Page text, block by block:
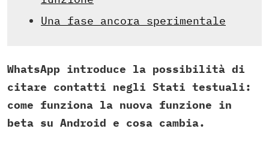
Una fase ancora sperimentale
WhatsApp introduce la possibilità di
citare contatti negli Stati testuali:
come funziona la nuova funzione in
beta su Android e cosa cambia.